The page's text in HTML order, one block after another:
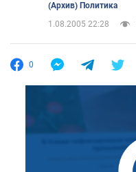
(Архив) Политика
1.08.2005 22:28
0